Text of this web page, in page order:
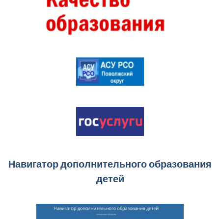
Навигатор дополнительного образования
детей